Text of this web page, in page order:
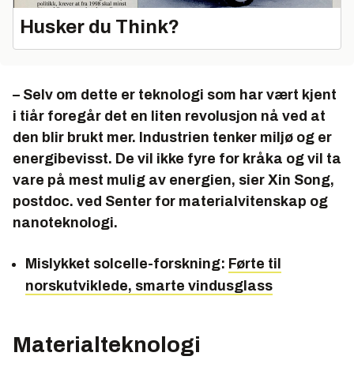
Husker du Think?
– Selv om dette er teknologi som har vært kjent
i tiår foregår det en liten revolusjon nå ved at
den blir brukt mer. Industrien tenker miljø og er
energibevisst. De vil ikke fyre for kråka og vil ta
vare på mest mulig av energien, sier Xin Song,
postdoc. ved Senter for materialvitenskap og
nanoteknologi.
Mislykket solcelle-forskning: Førte til
norskutviklede, smarte vindusglass
Materialteknologi